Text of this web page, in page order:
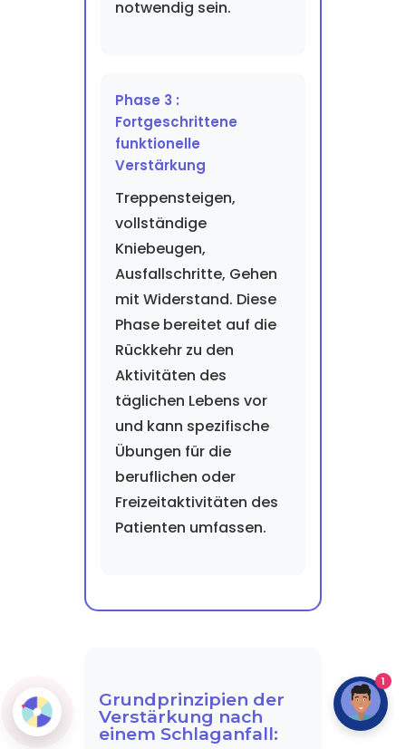
notwendig sein.
Phase 3 :
Fortgeschrittene
funktionelle
Verstärkung
Treppensteigen,
vollständige
Kniebeugen,
Ausfallschritte, Gehen
mit Widerstand. Diese
Phase bereitet auf die
Rückkehr zu den
Aktivitäten des
täglichen Lebens vor
und kann spezifische
Übungen für die
beruflichen oder
Freizeitaktivitäten des
Patienten umfassen.
Grundprinzipien der
Verstärkung nach
einem Schlaganfall:
1